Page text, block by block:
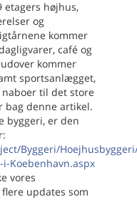
etagers højhus,
og
kommer
café og
kommer
sportsanlægget,
til det store
bag denne artikel.
byggeri, er den
Byggeri/
Koebenhavn.aspx
vores
updates som